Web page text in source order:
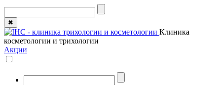
✖
Клиника
косметологии и трихологии
Акции